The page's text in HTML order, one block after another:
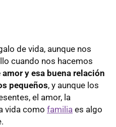
de vida, aunque nos
cuando nos hacemos
y esa buena relación
pequeños, y aunque los
el amor, la
vida como familia es algo